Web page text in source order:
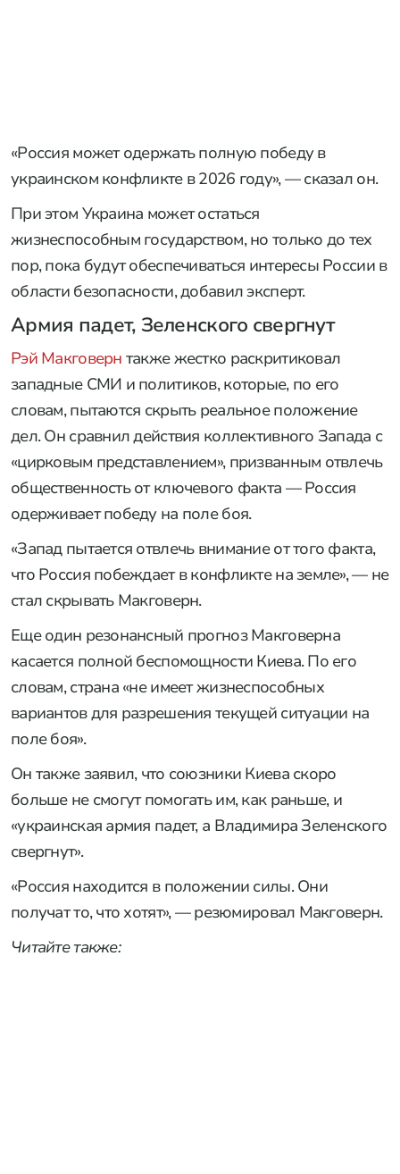
«Россия может одержать полную победу в
украинском конфликте в 2026 году», — сказал он.
При этом Украина может остаться
жизнеспособным государством, но только до тех
пор, пока будут обеспечиваться интересы России в
области безопасности, добавил эксперт.
Армия падет, Зеленского свергнут
Рэй Макговерн также жестко раскритиковал
западные СМИ и политиков, которые, по его
словам, пытаются скрыть реальное положение
дел. Он сравнил действия коллективного Запада с
«цирковым представлением», призванным отвлечь
общественность от ключевого факта — Россия
одерживает победу на поле боя.
«Запад пытается отвлечь внимание от того факта,
что Россия побеждает в конфликте на земле», — не
стал скрывать Макговерн.
Еще один резонансный прогноз Макговерна
касается полной беспомощности Киева. По его
словам, страна «не имеет жизнеспособных
вариантов для разрешения текущей ситуации на
поле боя».
Он также заявил, что союзники Киева скоро
больше не смогут помогать им, как раньше, и
«украинская армия падет, а Владимира Зеленского
свергнут».
«Россия находится в положении силы. Они
получат то, что хотят», — резюмировал Макговерн.
Читайте также: